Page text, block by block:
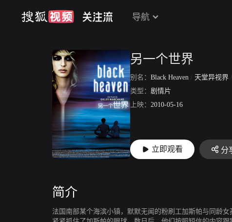
导航
另一个世界
别名： Black Heaven / 天堂异视界 /
类型： 剧情片
上映： 2010-05-16
立即观看 分
简介
法国南部某个海滨小镇，默默无闻的粉刷工加斯帕与同龄